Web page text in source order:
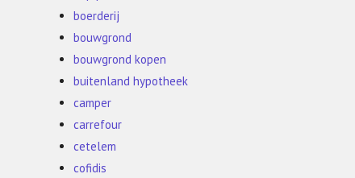
boerderij
bouwgrond
bouwgrond kopen
buitenland hypotheek
camper
carrefour
cetelem
cofidis